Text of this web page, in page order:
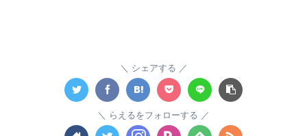
シェアする
らえるをフォローする